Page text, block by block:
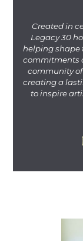
Created in
Legacy 30
helping shape
commitments
community
creating a
to inspire